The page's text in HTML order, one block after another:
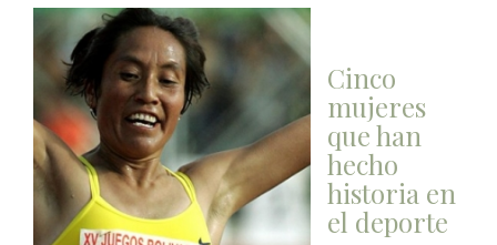
Cinco
mujeres
que han
hecho
historia en
el deporte